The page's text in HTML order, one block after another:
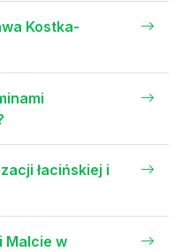
Kostka-
łacińskiej i
Malcie w